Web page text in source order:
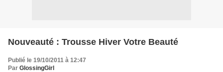
Nouveauté : Trousse Hiver Votre Beauté
Publié le 19/10/2011 à 12:47
Par GlossingGirl